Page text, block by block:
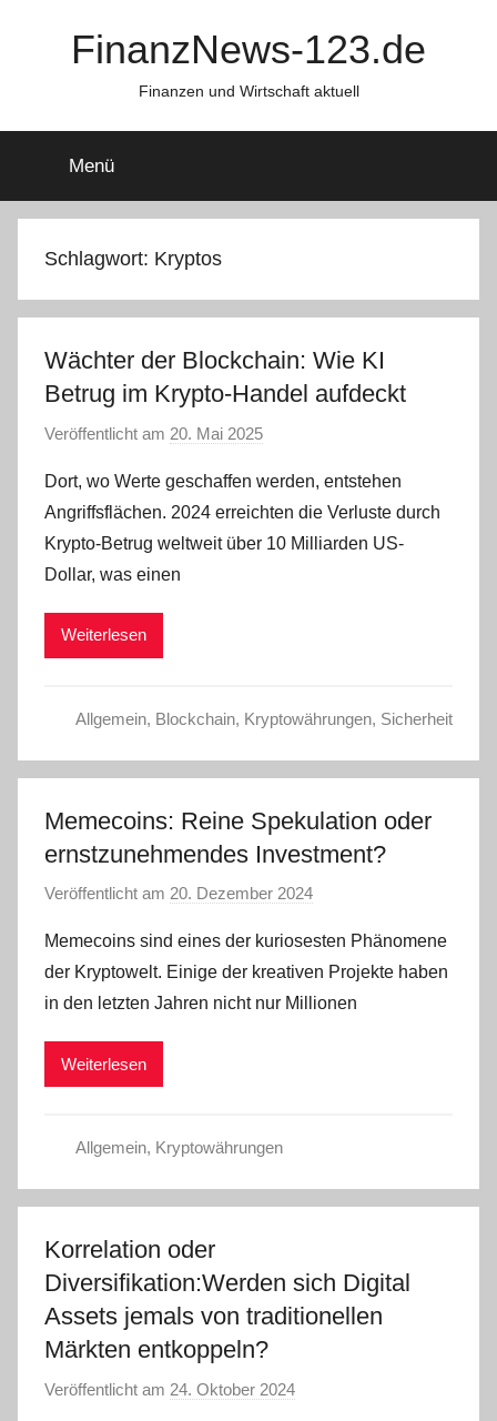
FinanzNews-123.de
Finanzen und Wirtschaft aktuell
Menü
Schlagwort: Kryptos
Wächter der Blockchain: Wie KI
Betrug im Krypto-Handel aufdeckt
Veröffentlicht am 20. Mai 2025
n
a
d
Dort, wo Werte geschaffen werden, entstehen
Angriffsflächen. 2024 erreichten die Verluste durch
Krypto-Betrug weltweit über 10 Milliarden US-
Dollar, was einen
Weiterlesen
Allgemein, Blockchain, Kryptowährungen, Sicherheit
Memecoins: Reine Spekulation oder
ernstzunehmendes Investment?
Veröffentlicht am 20. Dezember 2024
n
a
d
Memecoins sind eines der kuriosesten Phänomene
der Kryptowelt. Einige der kreativen Projekte haben
in den letzten Jahren nicht nur Millionen
Weiterlesen
Allgemein, Kryptowährungen
Korrelation oder
Diversifikation:Werden sich Digital
Assets jemals von traditionellen
Märkten entkoppeln?
Veröffentlicht am 24. Oktober 2024